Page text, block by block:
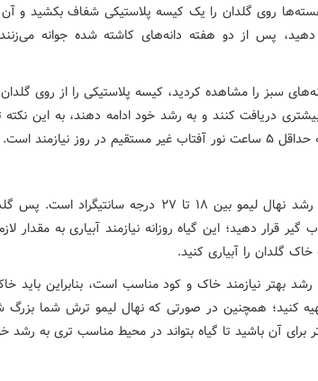
روی گلدان را یک کیسه پلاستیکی شفاف بکشید و آن
دهید، پس از دو هفته دانه‌های کاشته شده جوانه
سبز را مشاهده کردید، کیسه پلاستیکی را از روی گلدان
دریافت کنند و به رشد خود ادامه دهند، به این نکته
در روز نیازمند است.
بهترین دما برای رشد نهال لیمو بین ۱۸ تا ۲۷ درجه
گیر قرار دهید؛ این گیاه روزانه نیازمند آبیاری به مقدار
خاک گلدان را آبیاری کنید.
رشد بهتر نیازمند خاک و کود مناسب است، بنابراین باید
کنید؛ همچنین در صورتی که نهال لیمو ترش شما بزرگ
برای آن باشید تا گیاه بتواند در محیط مناسب تری به رشد